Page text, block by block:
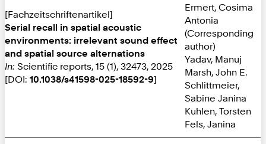
[Fachzeitschriftenartikel]
Serial recall in spatial acoustic
environments: irrelevant sound effect
and spatial source alternations
In: Scientific reports, 15 (1), 32473, 2025
[DOI: 10.1038/s41598-025-18592-9]
Ermert, Cosima
Antonia
(Corresponding
author)
Yadav, Manuj
Marsh, John E.
Schlittmeier,
Sabine Janina
Kuhlen, Torsten
Fels, Janina